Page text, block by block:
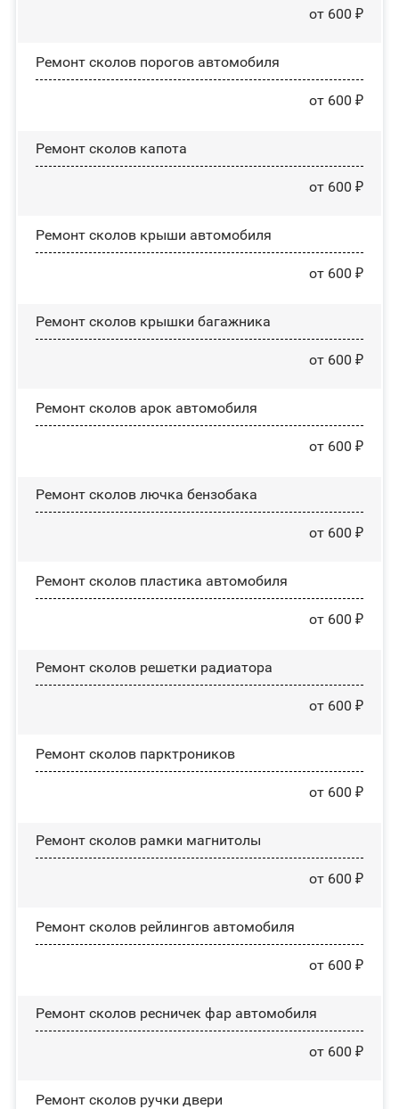
от 600 ₽
Ремонт сколов порогов автомобиля
от 600 ₽
Ремонт сколов капота
от 600 ₽
Ремонт сколов крыши автомобиля
от 600 ₽
Ремонт сколов крышки багажника
от 600 ₽
Ремонт сколов арок автомобиля
от 600 ₽
Ремонт сколов лючка бензобака
от 600 ₽
Ремонт сколов пластика автомобиля
от 600 ₽
Ремонт сколов решетки радиатора
от 600 ₽
Ремонт сколов парктроников
от 600 ₽
Ремонт сколов рамки магнитолы
от 600 ₽
Ремонт сколов рейлингов автомобиля
от 600 ₽
Ремонт сколов ресничек фар автомобиля
от 600 ₽
Ремонт сколов ручки двери